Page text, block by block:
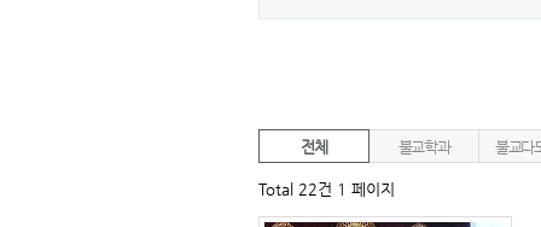
전체 불교학과 불교다
Total 22건 1 페이지